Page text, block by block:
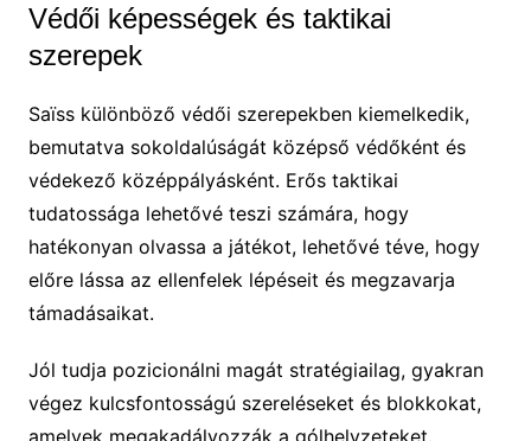
Védői képességek és taktikai
szerepek
Saïss különböző védői szerepekben kiemelkedik,
bemutatva sokoldalúságát középső védőként és
védekező középpályásként. Erős taktikai
tudatossága lehetővé teszi számára, hogy
hatékonyan olvassa a játékot, lehetővé téve, hogy
előre lássa az ellenfelek lépéseit és megzavarja
támadásaikat.
Jól tudja pozicionálni magát stratégiailag, gyakran
végez kulcsfontosságú szereléseket és blokkokat,
amelyek megakadályozzák a gólhelyzeteket.